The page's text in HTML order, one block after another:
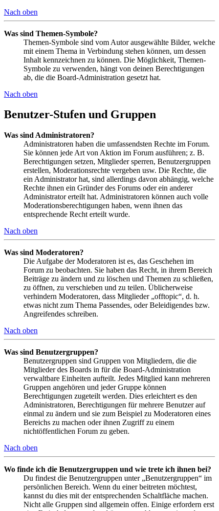
Nach oben
Was sind Themen-Symbole?
Themen-Symbole sind vom Autor ausgewählte Bilder, welche
mit einem Thema in Verbindung stehen können, um dessen
Inhalt kennzeichnen zu können. Die Möglichkeit, Themen-
Symbole zu verwenden, hängt von deinen Berechtigungen
ab, die die Board-Administration gesetzt hat.
Nach oben
Benutzer-Stufen und Gruppen
Was sind Administratoren?
Administratoren haben die umfassendsten Rechte im Forum.
Sie können jede Art von Aktion im Forum ausführen; z. B.
Berechtigungen setzen, Mitglieder sperren, Benutzergruppen
erstellen, Moderationsrechte vergeben usw. Die Rechte, die
ein Administrator hat, sind allerdings davon abhängig, welche
Rechte ihnen ein Gründer des Forums oder ein anderer
Administrator erteilt hat. Administratoren können auch volle
Moderationsberechtigungen haben, wenn ihnen das
entsprechende Recht erteilt wurde.
Nach oben
Was sind Moderatoren?
Die Aufgabe der Moderatoren ist es, das Geschehen im
Forum zu beobachten. Sie haben das Recht, in ihrem Bereich
Beiträge zu ändern und zu löschen und Themen zu schließen,
zu öffnen, zu verschieben und zu teilen. Üblicherweise
verhindern Moderatoren, dass Mitglieder „offtopic“, d. h.
etwas nicht zum Thema Passendes, oder Beleidigendes bzw.
Angreifendes schreiben.
Nach oben
Was sind Benutzergruppen?
Benutzergruppen sind Gruppen von Mitgliedern, die die
Mitglieder des Boards in für die Board-Administration
verwaltbare Einheiten aufteilt. Jedes Mitglied kann mehreren
Gruppen angehören und jeder Gruppe können
Berechtigungen zugeteilt werden. Dies erleichtert es den
Administratoren, Berechtigungen für mehrere Benutzer auf
einmal zu ändern und sie zum Beispiel zu Moderatoren eines
Bereichs zu machen oder ihnen Zugriff zu einem
nichtöffentlichen Forum zu geben.
Nach oben
Wo finde ich die Benutzergruppen und wie trete ich ihnen bei?
Du findest die Benutzergruppen unter „Benutzergruppen“ im
persönlichen Bereich. Wenn du einer beitreten möchtest,
kannst du dies mit der entsprechenden Schaltfläche machen.
Nicht alle Gruppen sind allgemein offen. Einige erfordern erst